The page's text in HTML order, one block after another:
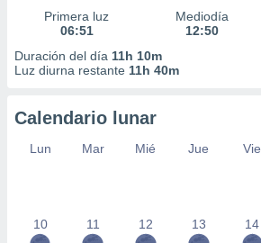
Primera luz
06:51
Mediodía
12:50
Duración del día 11h 10m
Luz diurna restante 11h 40m
Calendario lunar
Lun Mar Mié Jue Vie
10 11 12 13 14